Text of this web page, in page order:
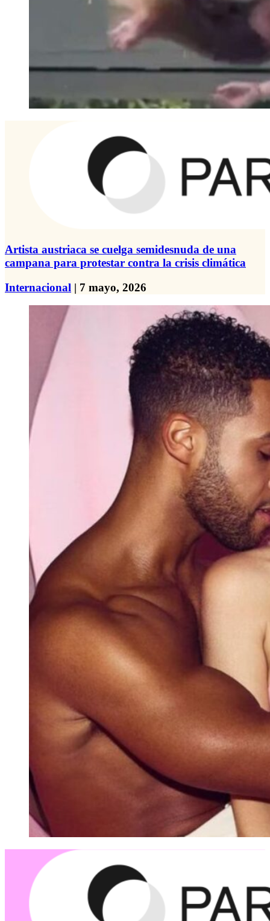
Artista austriaca se cuelga semidesnuda de una
campana para protestar contra la crisis climática
Internacional | 7 mayo, 2026